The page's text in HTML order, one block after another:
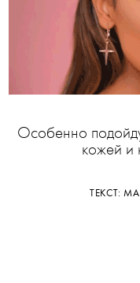
Особенно
кожей и
ТЕКСТ: